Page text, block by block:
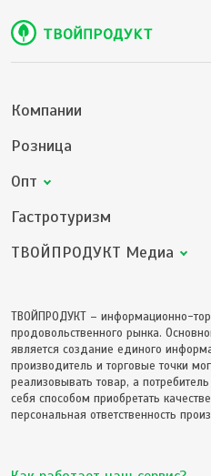
Компании
Розница
Опт
Гастротуризм
ТВОЙПРОДУКТ Медиа
ТВОЙПРОДУКТ – информационно-
продовольственного рынка.
является создание единого
производитель и торговые точки
реализовывать товар, а
себя способом приобретать
персональная ответственность